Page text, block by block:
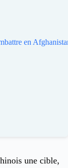
une cible,